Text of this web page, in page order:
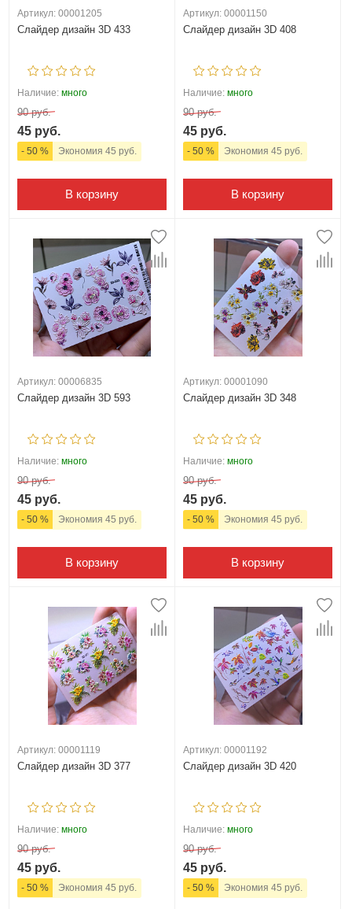
Артикул: 00001205
Слайдер дизайн 3D 433
Наличие: много
90 руб.
45 руб.
- 50 % Экономия 45 руб.
В корзину
Артикул: 00001150
Слайдер дизайн 3D 408
Наличие: много
90 руб.
45 руб.
- 50 % Экономия 45 руб.
В корзину
Артикул: 00006835
Слайдер дизайн 3D 593
Наличие: много
90 руб.
45 руб.
- 50 % Экономия 45 руб.
В корзину
Артикул: 00001090
Слайдер дизайн 3D 348
Наличие: много
90 руб.
45 руб.
- 50 % Экономия 45 руб.
В корзину
Артикул: 00001119
Слайдер дизайн 3D 377
Наличие: много
90 руб.
45 руб.
- 50 % Экономия 45 руб.
Артикул: 00001192
Слайдер дизайн 3D 420
Наличие: много
90 руб.
45 руб.
- 50 % Экономия 45 руб.